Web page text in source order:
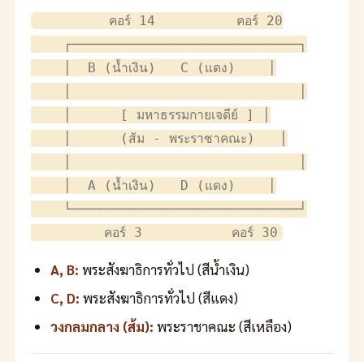
         คอร์ 14          คอร์ 20
    ┌────────────────────────────┐
    │  B (น้ำเงิน)   C (แดง)    │
    │      [ มหาธรรมกายเจดีย์ ] │
    │      (ส้ม - พระราชาคณะ)   │
    │  A (น้ำเงิน)   D (แดง)    │
    └────────────────────────────┘
A, B: พระสังฆาธิการทั่วไป (สีน้ำเงิน)
C, D: พระสังฆาธิการทั่วไป (สีแดง)
วงกลมกลาง (ส้ม): พระราชาคณะ (สีเหลือง)